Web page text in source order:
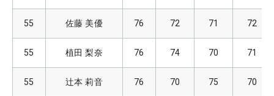
55 佐藤 美優 76 72 71 72
55 植田 梨奈 76 74 70 71
55 辻本 莉音 76 70 75 70